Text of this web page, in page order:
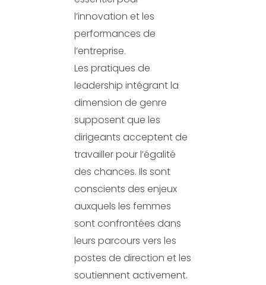
l’innovation et les
performances de
l’entreprise.
Les pratiques de
leadership intégrant la
dimension de genre
supposent que les
dirigeants acceptent de
travailler pour l’égalité
des chances. Ils sont
conscients des enjeux
auxquels les femmes
sont confrontées dans
leurs parcours vers les
postes de direction et les
soutiennent activement.